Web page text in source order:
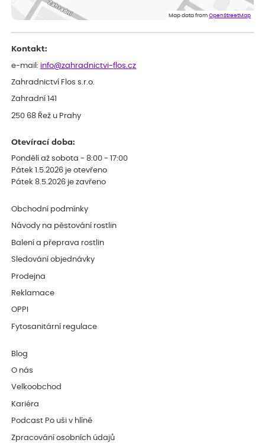
Doporučuji :). Spokojenost, stromky v pěkném stavu. Jediné, co
my chybělo, bylo komunikování nedostupného zboží před
Map data fromOpenStreetMap
Kontakt:
e-mail: info@zahradnictvi-flos.cz
Zahradnictví Flos s.r.o.
Zahradní 141
250 68 Řež u Prahy
Otevírací doba:
Pondělí až sobota - 8:00 - 17:00
Pátek 1.5.2026 je otevřeno
Pátek 8.5.2026 je zavřeno
Obchodní podmínky
Návody na pěstování rostlin
Balení a přeprava rostlin
Sledování objednávky
Prodejna
Reklamace
OPPI
Fytosanitární regulace
Blog
O nás
Velkoobchod
Kariéra
Podcast Po uši v hlíně
Zpracování osobních údajů